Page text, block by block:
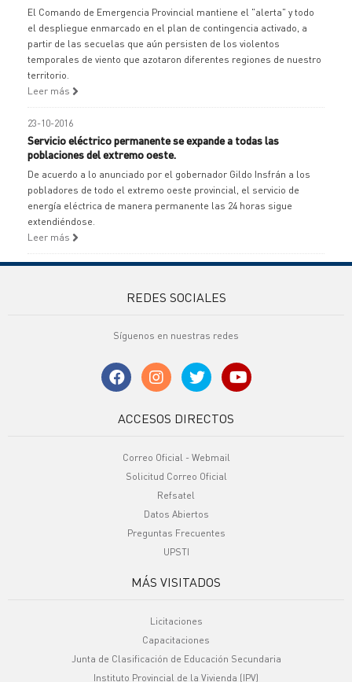
El Comando de Emergencia Provincial mantiene el "alerta" y todo
el despliegue enmarcado en el plan de contingencia activado, a
partir de las secuelas que aún persisten de los violentos
temporales de viento que azotaron diferentes regiones de nuestro
territorio.
Leer más
23-10-2016
Servicio eléctrico permanente se expande a todas las
poblaciones del extremo oeste.
De acuerdo a lo anunciado por el gobernador Gildo Insfrán a los
pobladores de todo el extremo oeste provincial, el servicio de
energía eléctrica de manera permanente las 24 horas sigue
extendiéndose.
Leer más
REDES SOCIALES
Síguenos en nuestras redes
ACCESOS DIRECTOS
Correo Oficial - Webmail
Solicitud Correo Oficial
Refsatel
Datos Abiertos
Preguntas Frecuentes
UPSTI
MÁS VISITADOS
Licitaciones
Capacitaciones
Junta de Clasificación de Educación Secundaria
Instituto Provincial de la Vivienda (IPV)